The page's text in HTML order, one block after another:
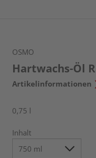
OSMO
Hartwachs-Öl
Artikelinformationen
0,75 l
Inhalt